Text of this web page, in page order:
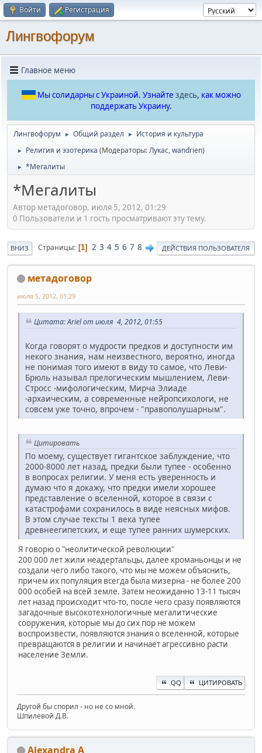
Войти Регистрация
Лингвофорум
Главное меню
Мы солидарны с Украиной. Узнайте здесь, как можно
поддержать Украину.
Лингвофорум ► Общий раздел ► История и культура
► Религия и эзотерика (Модераторы:Лукас,wandrien)
► *Мегалиты
*Мегалиты
Автор метадоговор, июля 5, 2012, 01:29
0 Пользователи и 1 гость просматривают эту тему.
ВНИЗ Страницы 1 2 3 4 5 6 7 8 ДЕЙСТВИЯ ПОЛЬЗОВАТЕЛЯ
метадоговор
июля 5, 2012, 01:29
Цитата: Ariel от июля 4, 2012, 01:55
Когда говорят о мудрости предков и доступности им
некого знания, нам неизвестного, вероятно, иногда
не понимая того имеют в виду то самое, что Леви-
Брюль называл прелогическим мышлением, Леви-
Стросс -мифологическим, Мирча Элиаде
-архаическим, а современные нейропсихологи, не
совсем уже точно, впрочем - "правополушарным".
Цитировать
По моему, существует гигантское заблуждение, что
2000-8000 лет назад, предки были тупее - особенно
в вопросах религии. У меня есть уверенность и
думаю что я докажу, что предки имели хорошее
представление о вселенной, которое в связи с
катастрофами сохранилось в виде неясных мифов.
В этом случае тексты 1 века тупее
древнеегипетских, и еще тупее ранних шумерских.
Я говорю о "неолитической революции"
200 000 лет жили неадертальцы, далее кроманьонцы и не
создали чего либо такого, что мы не можем объяснить,
причем их популяция всегда была мизерна - не более 200
000 особей на всей земле. Затем неожиданно 13-11 тысяч
лет назад происходит что-то, после чего сразу появляются
загадочные высокотехнологичные мегалитические
сооружения, которые мы до сих пор не можем
воспроизвести, появляются знания о вселенной, которые
превращаются в религии и начинает агрессивно расти
население Земли.
QQ ЦИТИРОВАТЬ
Другой бы спорил - но не со мной.
Шпилевой Д.В.
Alexandra A